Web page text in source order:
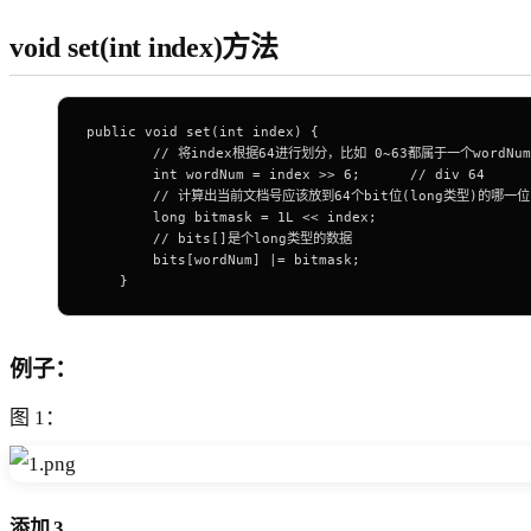
void set(int index)方法
public void set ( int index) {
// 将index根据64进行划分，比如 0~63都属于一个
        int
wordNum = index >> 6 ; // div 64
        // 计算出当前文档号应该放到64个bit位(long类型)的哪一位
        long
bitmask = 1L << index;
        // bits[]是个long类型的数据
        bits[wordNum]
|= bitmask;
    }
例子：
图 1：